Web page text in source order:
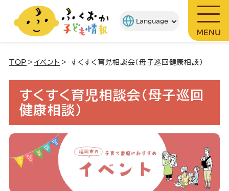
MENU
TOP ＞ イベント ＞ すくすく育児相談会(母子巡回健康相談)
すくすく育児相談会(母子巡回
健康相談)